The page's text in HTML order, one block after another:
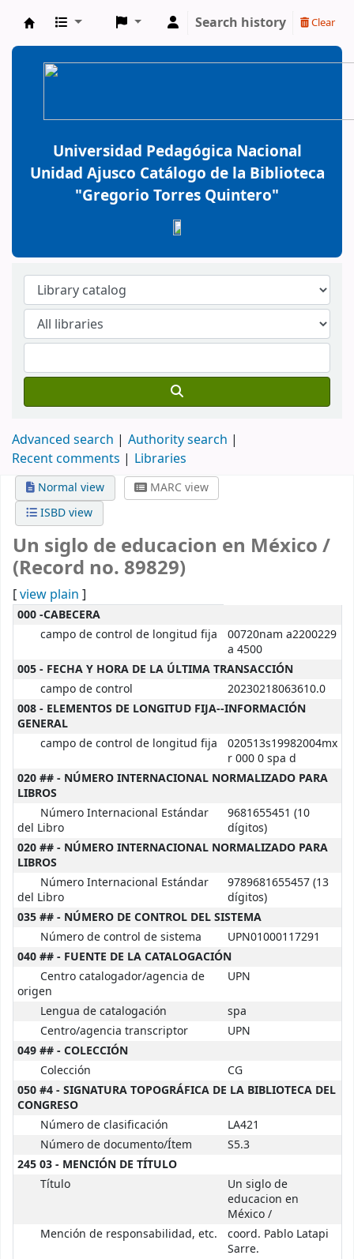
BiblioGTQ
Search history Clear
Universidad Pedagógica Nacional
Unidad Ajusco Catálogo de la Biblioteca
"Gregorio Torres Quintero"
Advanced search
Authority search
Recent comments
Libraries
Normal view
MARC view
ISBD view
Un siglo de educacion en México /
(Record no. 89829)
[view plain ]
MARC details
000 -CABECERA
campo de control de longitud fija
00720nam a2200229
a 4500
005 - FECHA Y HORA DE LA ÚLTIMA TRANSACCIÓN
campo de control
20230218063610.0
008 - ELEMENTOS DE LONGITUD FIJA--INFORMACIÓN
GENERAL
campo de control de longitud fija
020513s19982004mx
r 000 0 spa d
020 ## - NÚMERO INTERNACIONAL NORMALIZADO PARA
LIBROS
Número Internacional Estándar
del Libro
9681655451 (10
dígitos)
020 ## - NÚMERO INTERNACIONAL NORMALIZADO PARA
LIBROS
Número Internacional Estándar
del Libro
9789681655457 (13
dígitos)
035 ## - NÚMERO DE CONTROL DEL SISTEMA
Número de control de sistema
UPN01000117291
040 ## - FUENTE DE LA CATALOGACIÓN
Centro catalogador/agencia de
origen
UPN
Lengua de catalogación
spa
Centro/agencia transcriptor
UPN
049 ## - COLECCIÓN
Colección
CG
050 #4 - SIGNATURA TOPOGRÁFICA DE LA BIBLIOTECA DEL
CONGRESO
Número de clasificación
LA421
Número de documento/Ítem
S5.3
245 03 - MENCIÓN DE TÍTULO
Título
Un siglo de
educacion en
México /
Mención de responsabilidad, etc.
coord. Pablo Latapi
Sarre.